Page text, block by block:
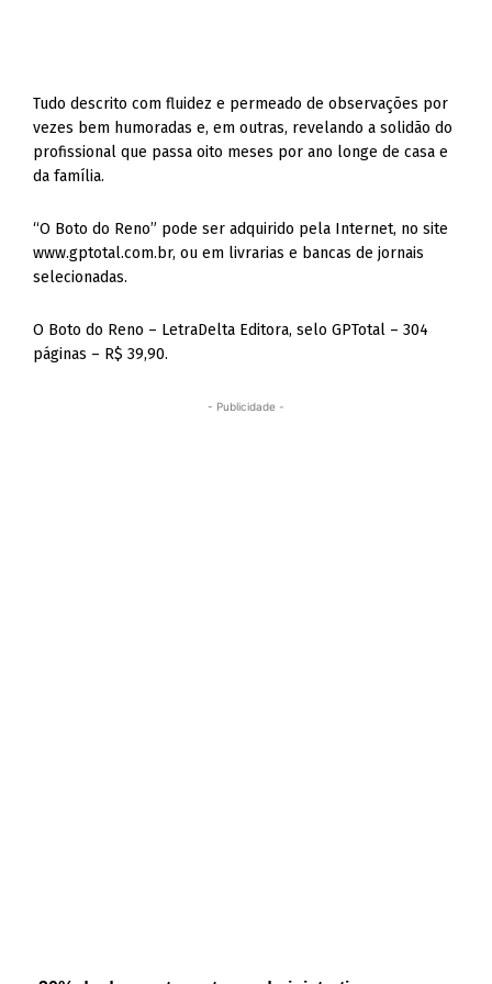
Tudo descrito com fluidez e permeado de observações por
vezes bem humoradas e, em outras, revelando a solidão do
profissional que passa oito meses por ano longe de casa e
da família.
“O Boto do Reno” pode ser adquirido pela Internet, no site
www.gptotal.com.br, ou em livrarias e bancas de jornais
selecionadas.
O Boto do Reno – LetraDelta Editora, selo GPTotal – 304
páginas – R$ 39,90.
- Publicidade -